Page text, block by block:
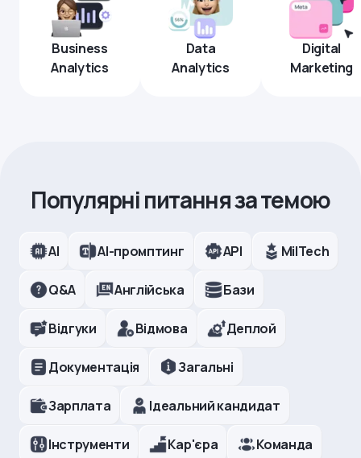
Business
Analytics
Data
Analytics
Digital
Marketing
Популярні питання за темою
AI AI-промптинг API MilTech
Q&A Англійська Бази
Відгуки Відмова Деплой
Документація Загальні
Зарплата Ідеальний кандидат
Інструменти Кар'єра Команда